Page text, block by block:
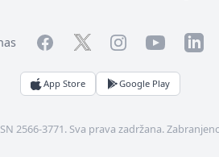
FacebookTwitterInstagramYouTube
App Store Google Play
2566-3771. Sva prava zadržana.